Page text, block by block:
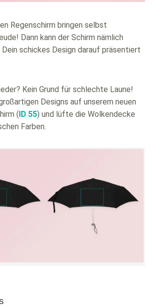
Regenschirm bringen selbst
Dann kann der Schirm nämlich
schickes Design darauf präsentiert
Kein Grund für schlechte Laune!
Designs auf unserem neuen
(ID 55) und lüfte die Wolkendecke
Farben.